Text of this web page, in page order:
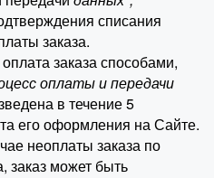
списания
заказа.
заказа способами,
оплаты и передачи
в течение 5
его оформления на Сайте.
неоплаты заказа по
заказ может быть